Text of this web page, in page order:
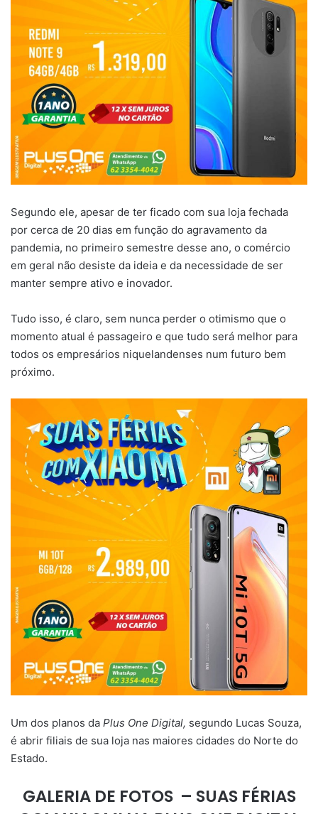
Segundo ele, apesar de ter ficado com sua loja fechada
por cerca de 20 dias em função do agravamento da
pandemia, no primeiro semestre desse ano, o comércio
em geral não desiste da ideia e da necessidade de ser
manter sempre ativo e inovador.
Tudo isso, é claro, sem nunca perder o otimismo que o
momento atual é passageiro e que tudo será melhor para
todos os empresários niquelandenses num futuro bem
próximo.
Um dos planos da Plus One Digital, segundo Lucas Souza,
é abrir filiais de sua loja nas maiores cidades do Norte do
Estado.
GALERIA DE FOTOS – SUAS FÉRIAS